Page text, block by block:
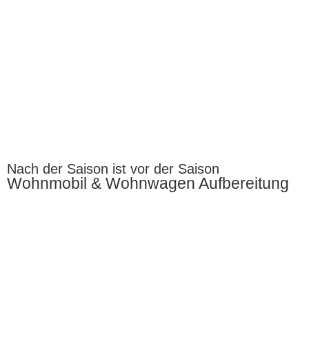
Nach der Saison ist vor der Saison
Wohnmobil & Wohnwagen Aufbereitung